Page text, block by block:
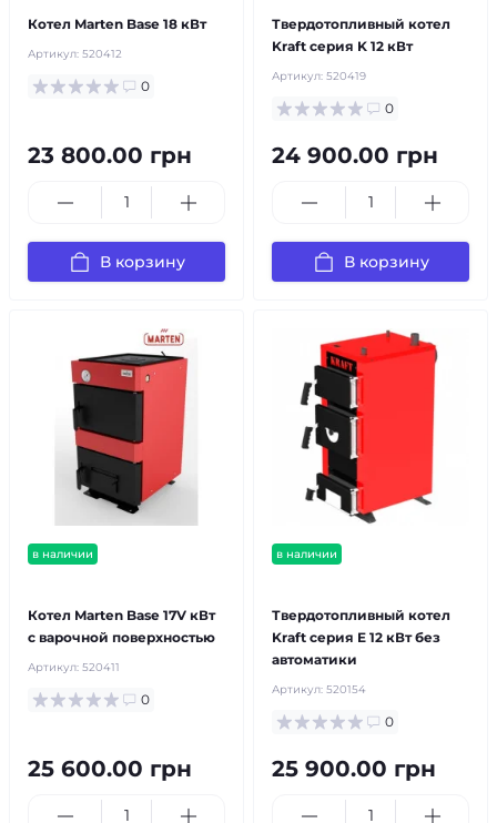
Котел Marten Base 18 кВт
Артикул: 520412
0
23 800.00 грн
В корзину
Твердотопливный котел
Kraft серия K 12 кВт
Артикул: 520419
0
24 900.00 грн
В корзину
в наличии
Котел Marten Base 17V кВт
с варочной поверхностью
Артикул: 520411
0
25 600.00 грн
в наличии
Твердотопливный котел
Kraft серия E 12 кВт без
автоматики
Артикул: 520154
0
25 900.00 грн